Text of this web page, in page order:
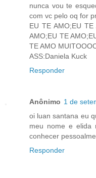
nunca vou te
com vc pelo oq for
EU TE AMO;EU
AMO;EU TE
TE AMO
ASS:Daniela Kuck
Responder
Anônimo 1 de
oi luan santana eu
meu nome e elida
conhecer
Responder